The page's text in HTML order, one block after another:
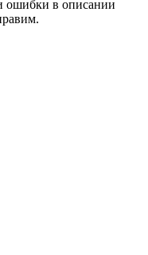
в описании